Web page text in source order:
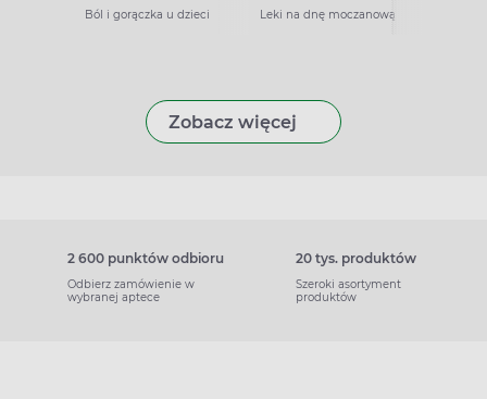
Ból i gorączka u dzieci
Leki na dnę moczanową
Zobacz więcej
2 600 punktów odbioru
Odbierz zamówienie w
wybranej aptece
20 tys. produktów
Szeroki asortyment
produktów